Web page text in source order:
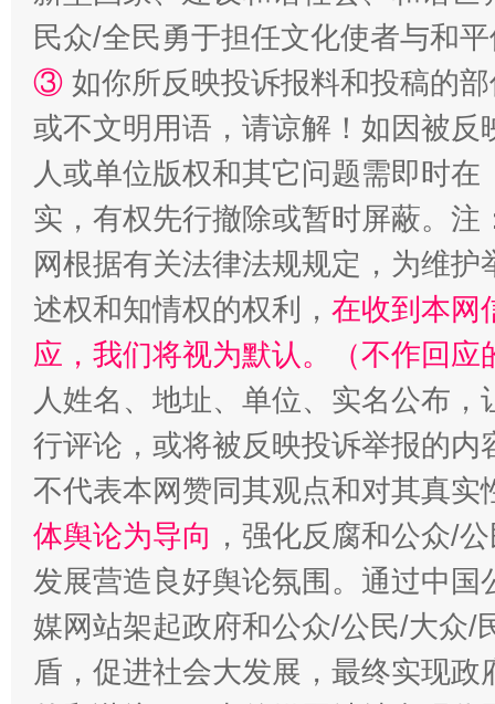
民众/全民勇于担任文化使者与和
③ 如你所反映投诉报料和投稿的
或不文明用语，请谅解！如因被
人或单位版权和其它问题需即时在
实，有权先行撤除或暂时屏蔽。
网根据有关法律法规规定，为维
述权和知情权的权利， 在收到本网
应，我们将视为默认。（不作回应
人姓名、地址、单位、实名公布
行评论，或将被反映投诉举报的
不代表本网赞同其观点和对其真实
体舆论为导向 ，强化反腐和公众/
发展营造良好舆论氛围。通过中
媒网站架起政府和公众/公民/大众/
盾，促进社会大发展，最终实现